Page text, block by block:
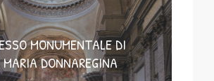
MONUMENTALE DI
DONNAREGINA